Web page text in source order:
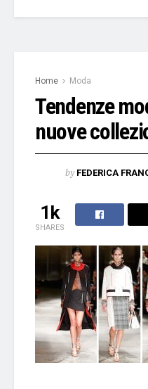
Home Moda
Tendenze
nuove
by FEDERICA
1k
SHARES